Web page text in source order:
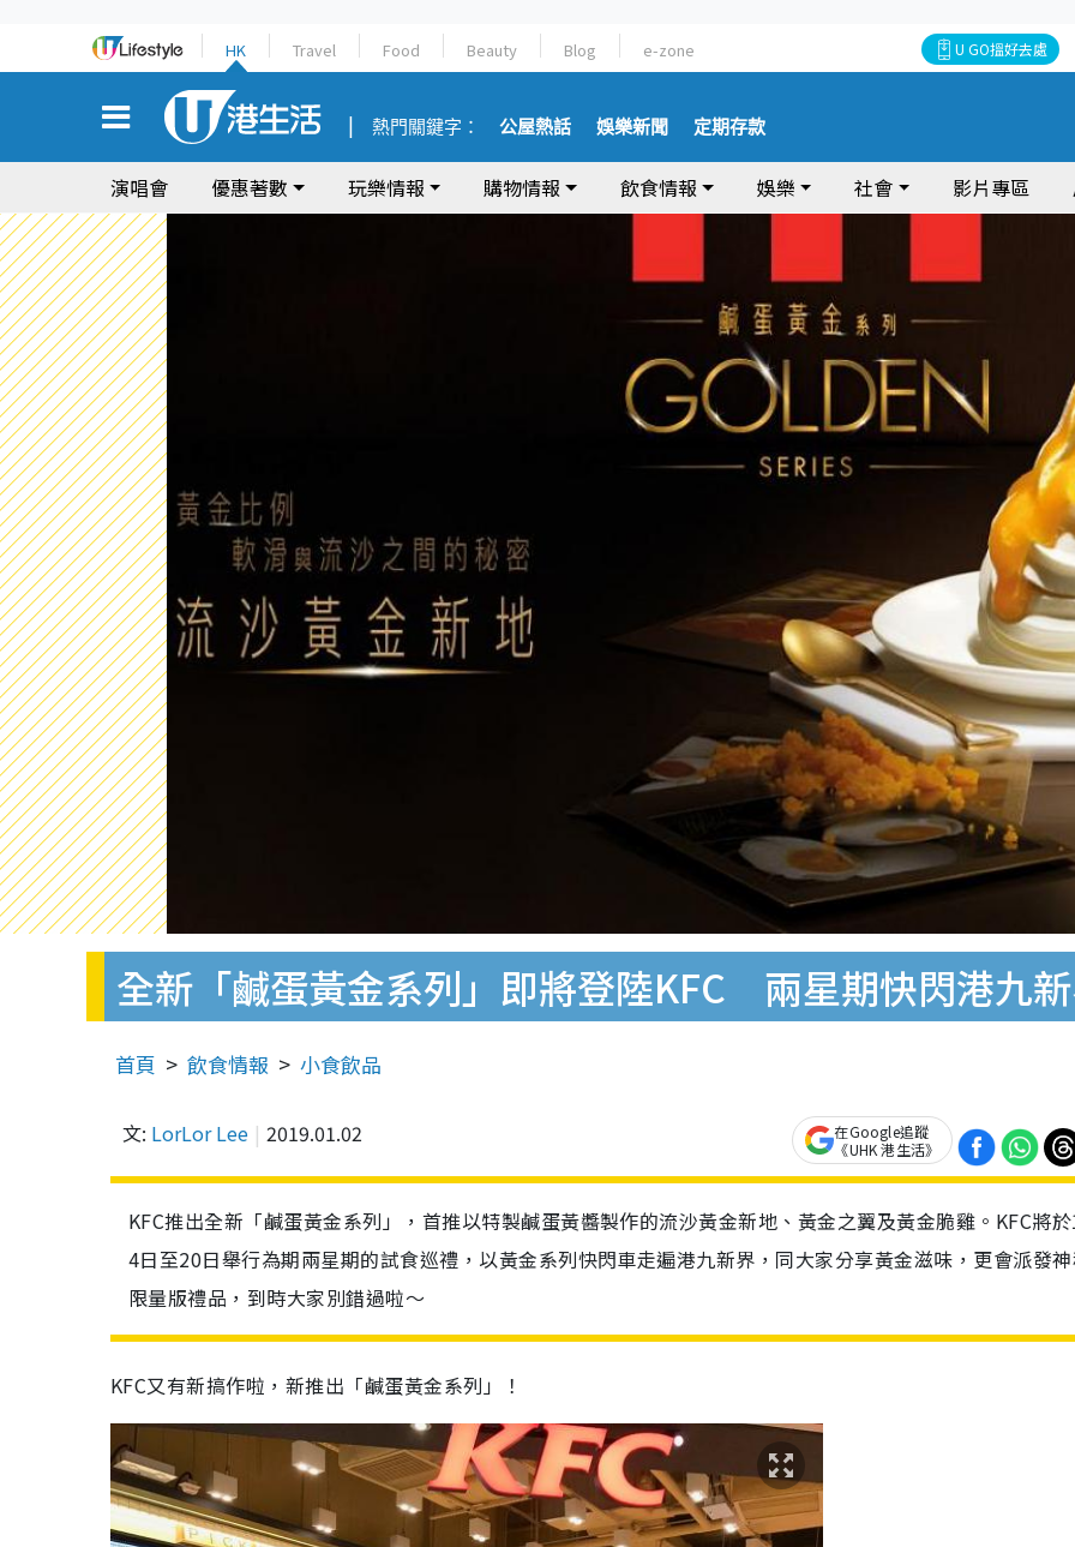
HK Travel Food Beauty Blog e-zone U GO搵好去處
熱門關鍵字： 公屋熱話 娛樂新聞 定期存款
演唱會 優惠著數 玩樂情報 購物情報 飲食情報 娛樂 社會 影片專區
全新「鹹蛋黃金系列」即將登陸KFC 兩星期快閃港九
首頁 飲食情報 小食飲品
文: LorLor Lee 2019.01.02
在Google追蹤
《UHK 港生活》
KFC推出全新「鹹蛋黃金系列」，首推以特製鹹蛋黃醬製作的流沙黃金新地、黃金之翼及黃金脆雞。KFC將
4日至20日舉行為期兩星期的試食巡禮，以黃金系列快閃車走遍港九新界，同大家分享黃金滋味，更會派發
限量版禮品，到時大家別錯過啦～
KFC又有新搞作啦，新推出「鹹蛋黃金系列」！